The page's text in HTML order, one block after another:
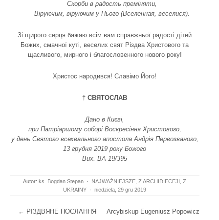
Скорби в радость преміняти,
Віруючим, віруючим у Нього (Вселенная, веселися).
Зі щирого серця бажаю всім вам справжньої радості дітей
Божих, смачної куті, веселих свят Різдва Христового та
щасливого, мирного і благословенного нового року!
Христос народився! Славімо Його!
† СВЯТОСЛАВ
Дано в Києві,
при Патріаршому соборі Воскресіння Христового,
у день Святого всехвального апостола Андрія Первозваного,
13 грудня 2019 року Божого
Вих. ВА 19/395
Autor: ks. Bogdan Stepan · NAJWAŻNIEJSZE Z ARCHIDIECEJI Z
UKRAINY · niedziela, 29 gru 2019
Post navigation
← РІЗДВЯНЕ ПОСЛАННЯ
Arcybiskup Eugeniusz Popowicz